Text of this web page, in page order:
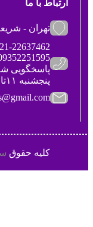
ارتباط با ما
تهران -
021-22637462
09352251595
پاسخگویی شنبه
پنجشنبه ۱۱تا ۱۵
کلیه حقوق